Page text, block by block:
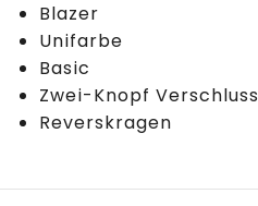
Blazer
Unifarbe
Basic
Zwei-Knopf Verschluss
Reverskragen